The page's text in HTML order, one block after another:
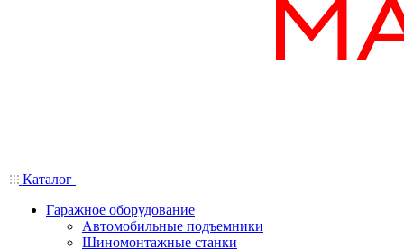
Каталог
Гаражное оборудование
Автомобильные подъемники
Шиномонтажные станки